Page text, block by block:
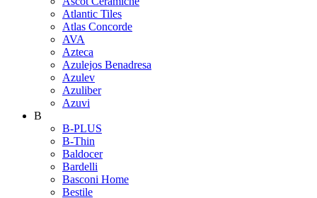
Atlantic Tiles
Atlas Concorde
AVA
Azteca
Azulejos Benadresa
Azulev
Azuliber
Azuvi
B
B-PLUS
B-Thin
Baldocer
Bardelli
Basconi Home
Bestile